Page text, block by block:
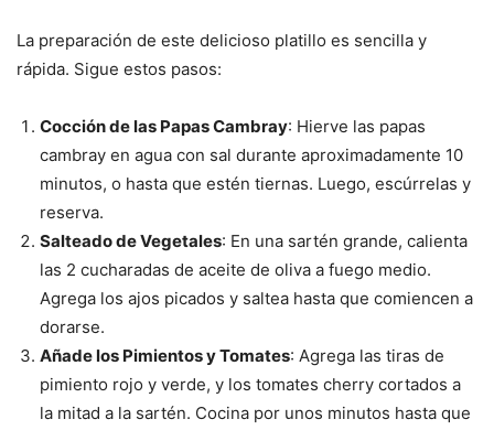
La preparación de este delicioso platillo es sencilla y
rápida. Sigue estos pasos:
Cocción de las Papas Cambray: Hierve las papas
cambray en agua con sal durante aproximadamente 10
minutos, o hasta que estén tiernas. Luego, escúrrelas y
reserva.
Salteado de Vegetales: En una sartén grande, calienta
las 2 cucharadas de aceite de oliva a fuego medio.
Agrega los ajos picados y saltea hasta que comiencen a
dorarse.
Añade los Pimientos y Tomates: Agrega las tiras de
pimiento rojo y verde, y los tomates cherry cortados a
la mitad a la sartén. Cocina por unos minutos hasta que